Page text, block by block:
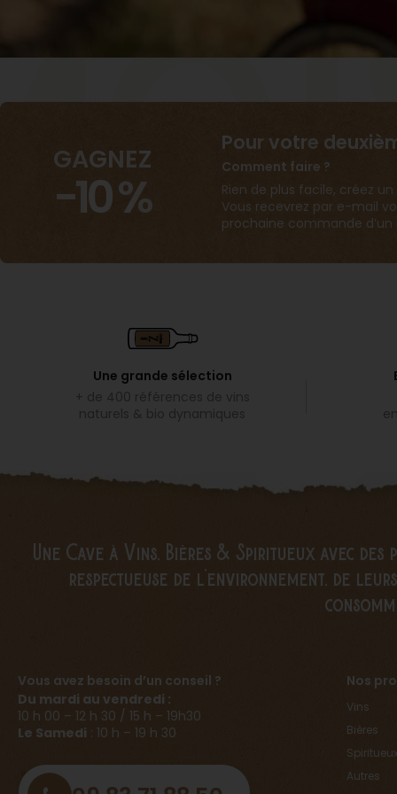
GAGNEZ
-10 %
Pour votre
Comment faire ?
Rien de plus facile, créez
Vous recevrez par e-mail
prochaine commande
Une grande sélection
Une Cave à Vins, Bières & Spiritueux avec
respectueuse de l’environnement, de
Vous avez besoin d’un conseil ?
Du mardi au vendredi :
10 h 00 – 12 h 30 / 15 h – 19h30
Le Samedi : 10 h – 19 h 30
Nos
Vins
Bières
Autres